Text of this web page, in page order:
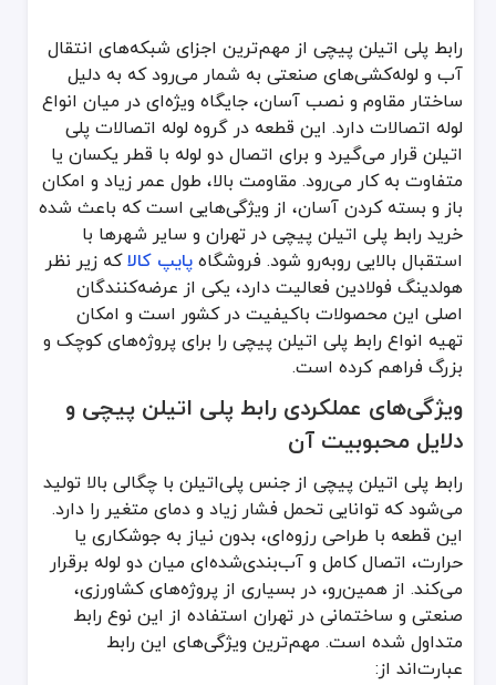
ویژگی‌های عملکردی رابط پلی اتیلن پیچی و
رابط پلی اتیلن پیچی از جنس پلی‌اتیلن با چگالی بالا تولید می‌شود
مقاومت در برابر ضربه و فشار بالا
رابط‌های پلی اتیلن پیچی به‌گونه‌ای ساخته می‌شوند که بتوانند
عدم نیاز به ابزار پیچیده برای نصب
برای اتصال این رابط‌ها تنها یک آچار ساده کافی است و نیازی به
قابلیت استفاده مجدد و تعویض آسان
طراحی پیچی این محصول باعث می‌شود بتوان آن را بارها باز و بسته
مقاومت شیمیایی بالا در برابر مواد خورنده
پلی‌اتیلن ماده‌ای خنثی است و با اغلب مواد شیمیایی واکنش نمی‌دهد،
وزن کم و سهولت حمل‌ونقل
وزن پایین باعث می‌شود نصب رابط‌ها در پروژه‌های بزرگ راحت‌تر
جدول زیر مقایسه‌ای بین رابط پلی اتیلن پیچی و چند نوع اتصال دیگر
ویژگی‌ها
رابط پلی اتیلن پیچی اتصال جوشی پلی اتیلن
روش نصب
پیچی بدون حرارت
سرعت نصب
سریع
کندتر
نیاز به ابزار خاص
ندارد
دارد
مقاومت در برابر خوردگی
بسیار بالا
بالا
وزن
سبک
سبک
قابلیت باز کردن مجدد
دارد ندارد
نکات کلیدی در خرید رابط پلی اتیلن پیچی در
رابط پلی اتیلن پیچی از مهم‌ترین اجزای شبکه‌های انتقال
آب و لوله‌کشی‌های صنعتی به شمار می‌رود که به دلیل
ساختار مقاوم و نصب آسان، جایگاه ویژه‌ای در میان انواع
لوله اتصالات دارد. این قطعه در گروه لوله اتصالات پلی
اتیلن قرار می‌گیرد و برای اتصال دو لوله با قطر یکسان یا
متفاوت به کار می‌رود. مقاومت بالا، طول عمر زیاد و امکان
باز و بسته کردن آسان، از ویژگی‌هایی است که باعث شده
خرید رابط پلی اتیلن پیچی در تهران و سایر شهرها با
استقبال بالایی روبه‌رو شود. فروشگاهپایپ کالاکه زیر نظر
هولدینگ فولادین فعالیت دارد، یکی از عرضه‌کنندگان
اصلی این محصولات باکیفیت در کشور است و امکان
تهیه انواع رابط پلی اتیلن پیچی را برای پروژه‌های کوچک و
بزرگ فراهم کرده است.
ویژگی‌های عملکردی رابط پلی اتیلن پیچی و
دلایل محبوبیت آن
رابط پلی اتیلن پیچی از جنس پلی‌اتیلن با چگالی بالا تولید
می‌شود که توانایی تحمل فشار زیاد و دمای متغیر را دارد.
این قطعه با طراحی رزوه‌ای، بدون نیاز به جوشکاری یا
حرارت، اتصال کامل و آب‌بندی‌شده‌ای میان دو لوله برقرار
می‌کند. از همین‌رو، در بسیاری از پروژه‌های کشاورزی،
صنعتی و ساختمانی در تهران استفاده از این نوع رابط
متداول شده است. مهم‌ترین ویژگی‌های این رابط
عبارت‌اند از: